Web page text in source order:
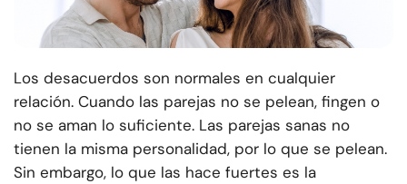
Los desacuerdos son normales en cualquier
relación. Cuando las parejas no se pelean, fingen o
no se aman lo suficiente. Las parejas sanas no
tienen la misma personalidad, por lo que se pelean.
Sin embargo, lo que las hace fuertes es la